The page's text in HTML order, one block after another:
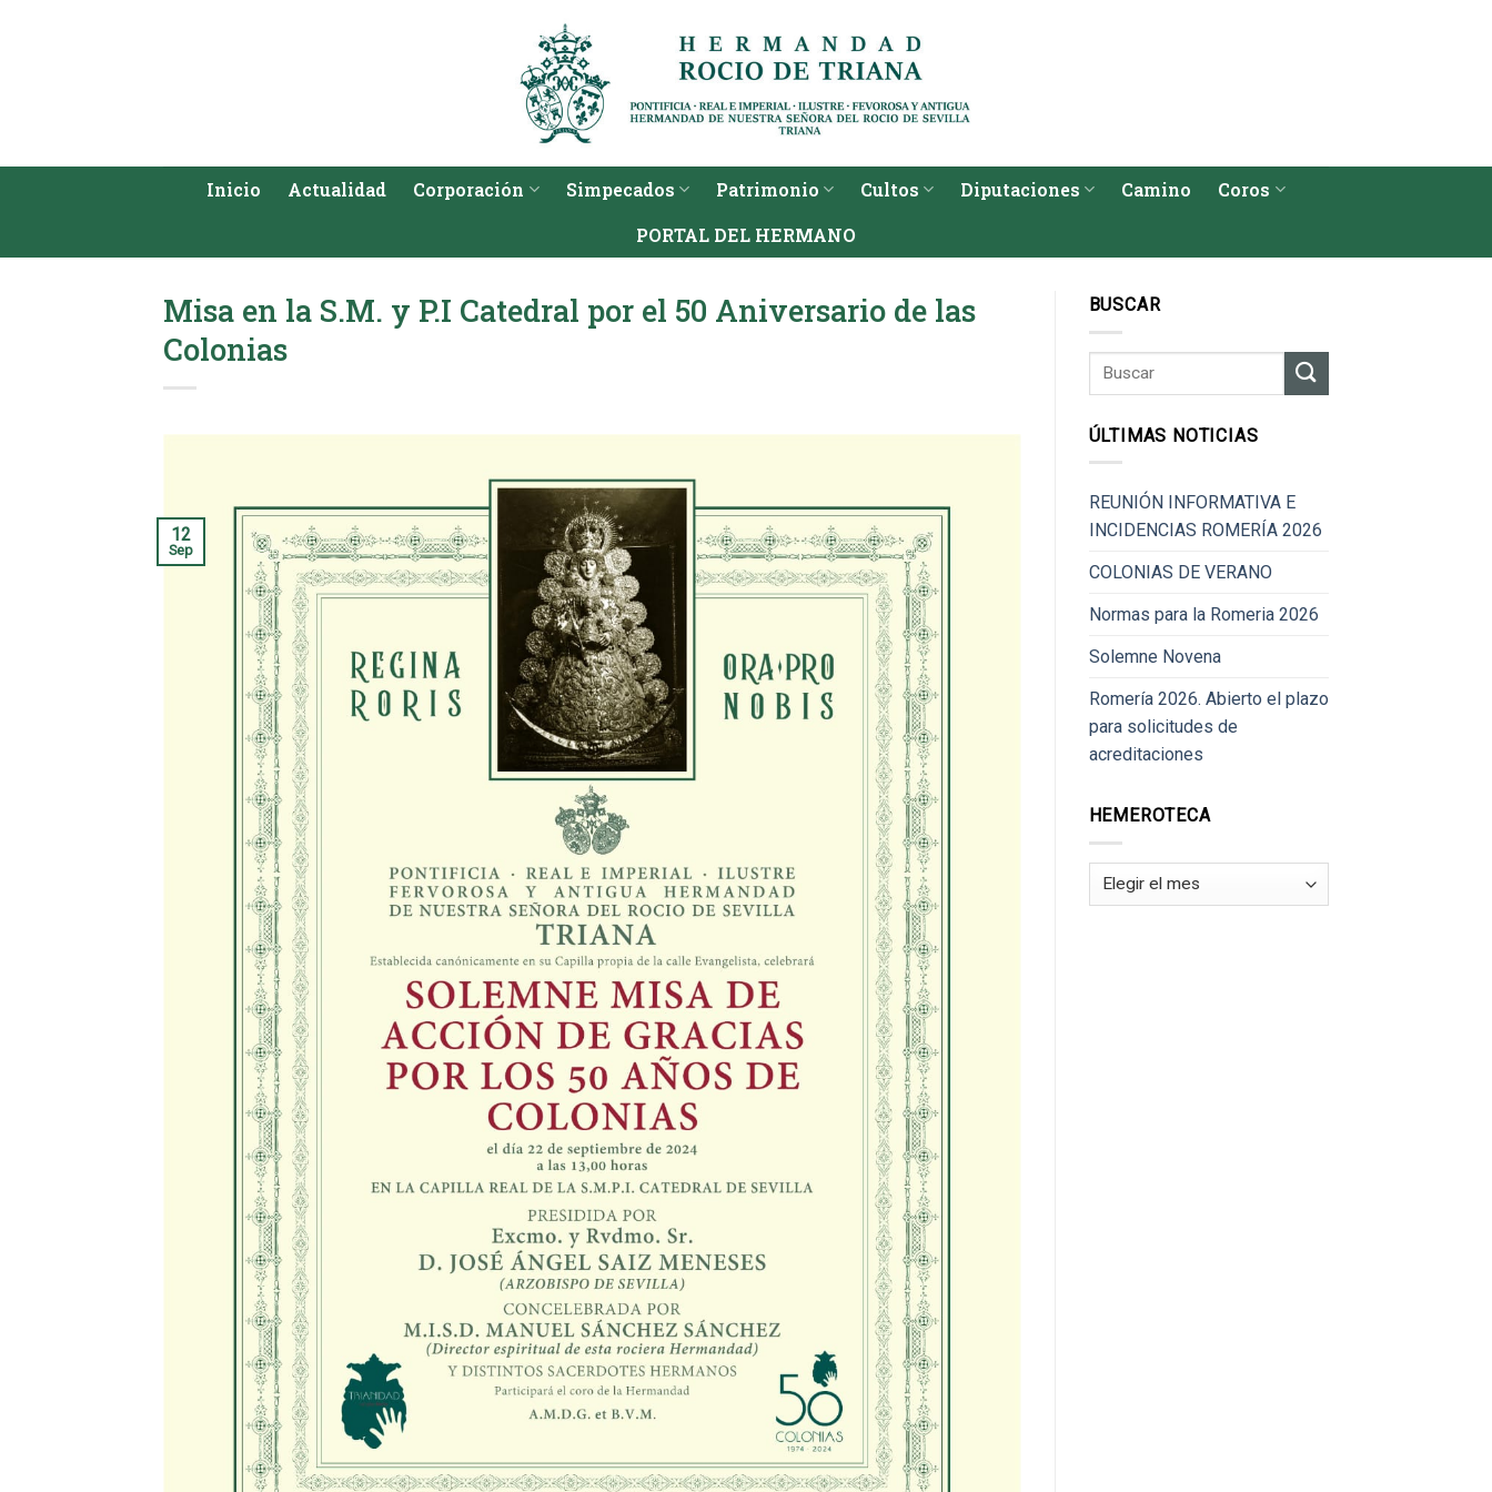
Inicio Actualidad Corporación Simpecados Patrimonio Cultos Diputaciones Camino
Coros
PORTAL DEL HERMANO
Misa en la S.M. y P.I Catedral por el 50 Aniversario de las
Colonias
12
Sep
BUSCAR
ÚLTIMAS NOTICIAS
REUNIÓN INFORMATIVA E
INCIDENCIAS ROMERÍA 2026
COLONIAS DE VERANO
Normas para la Romeria 2026
Solemne Novena
Romería 2026. Abierto el plazo
para solicitudes de
acreditaciones
HEMEROTECA
Hemeroteca